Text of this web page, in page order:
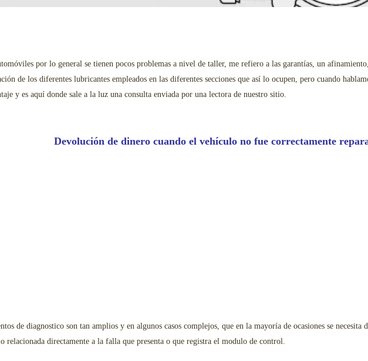
por lo general se tienen pocos problemas a nivel de taller, me refiero a las garantías, un
de los diferentes lubricantes empleados en las diferentes secciones que así lo ocupen, pero cuando
y es aquí donde sale a la luz una consulta enviada por una lectora de nuestro sitio.
Devolución de dinero cuando el vehículo no fue correctamente
de diagnostico son tan amplios y en algunos casos complejos, que en la mayoría de ocasiones se
relacionada directamente a la falla que presenta o que registra el modulo de control.